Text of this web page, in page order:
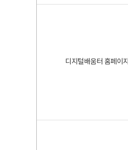
디지털배움터 홈페이지